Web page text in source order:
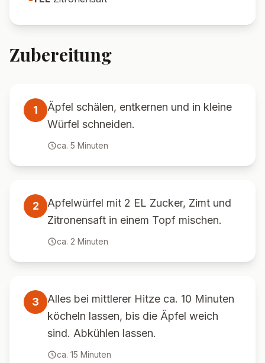
Zubereitung
1
Äpfel schälen, entkernen und in kleine
Würfel schneiden.
ca. 5 Minuten
2
Apfelwürfel mit 2 EL Zucker, Zimt und
Zitronensaft in einem Topf mischen.
ca. 2 Minuten
3
Alles bei mittlerer Hitze ca. 10 Minuten
köcheln lassen, bis die Äpfel weich
sind. Abkühlen lassen.
ca. 15 Minuten